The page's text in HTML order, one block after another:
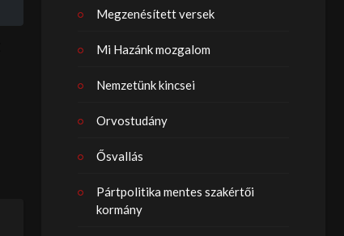
Megzenésített versek
Mi Hazánk mozgalom
Nemzetünk kincsei
Orvostudány
Ősvallás
Pártpolitika mentes szakértői
kormány